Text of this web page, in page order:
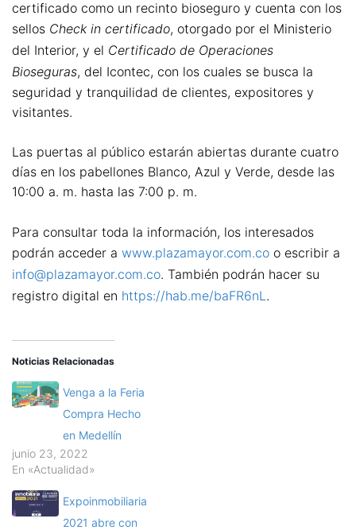
certificado como un recinto bioseguro y cuenta con los
sellos Check in certificado, otorgado por el Ministerio
del Interior, y el Certificado de Operaciones
Bioseguras, del Icontec, con los cuales se busca la
seguridad y tranquilidad de clientes, expositores y
visitantes.
Las puertas al público estarán abiertas durante cuatro
días en los pabellones Blanco, Azul y Verde, desde las
10:00 a. m. hasta las 7:00 p. m.
Para consultar toda la información, los interesados
podrán acceder a www.plazamayor.com.co o escribir a
info@plazamayor.com.co. También podrán hacer su
registro digital en https://hab.me/baFR6nL .
Noticias Relacionadas
Venga a la Feria
Compra Hecho
en Medellín
junio 23, 2022
En «Actualidad»
Expoinmobiliaria
2021 abre con